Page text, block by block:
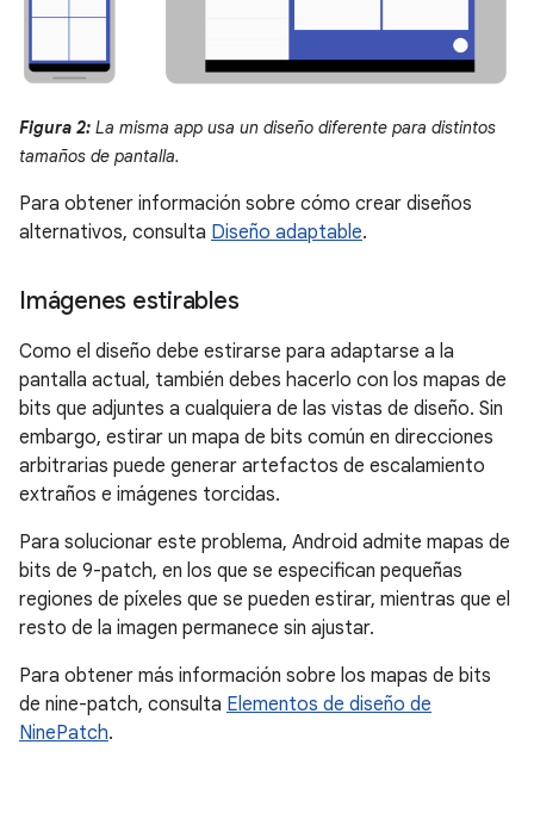
Figura 2: La misma app usa un diseño diferente para distintos
tamaños de pantalla.
Para obtener información sobre cómo crear diseños
alternativos, consulta Diseño adaptable.
Imágenes estirables
Como el diseño debe estirarse para adaptarse a la
pantalla actual, también debes hacerlo con los mapas de
bits que adjuntes a cualquiera de las vistas de diseño. Sin
embargo, estirar un mapa de bits común en direcciones
arbitrarias puede generar artefactos de escalamiento
extraños e imágenes torcidas.
Para solucionar este problema, Android admite mapas de
bits de 9-patch, en los que se especifican pequeñas
regiones de píxeles que se pueden estirar, mientras que el
resto de la imagen permanece sin ajustar.
Para obtener más información sobre los mapas de bits
de nine-patch, consulta Elementos de diseño de
NinePatch.